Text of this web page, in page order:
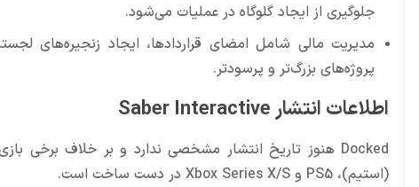
جلوگیری از ایجاد گلوگاه در عملیات می‌شود.
مدیریت مالی شامل امضای قراردادها، ایجاد زنجیره‌های
پروژه‌های بزرگ‌تر و پرسودتر.
اطلاعات انتشار Saber Interactive
(استیم)، PS5 و Xbox Series X/S در دست ساخت است.